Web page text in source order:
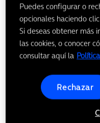
Disfruta de
Puedes configurar o
opcionales haciendo
Si deseas obtener más
las cookies, o conocer
consultar aquí la
Rechazar